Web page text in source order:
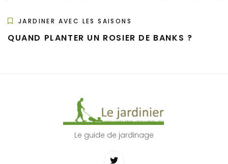
JARDINER AVEC LES SAISONS
QUAND PLANTER UN ROSIER DE BANKS ?
Le guide de jardinage